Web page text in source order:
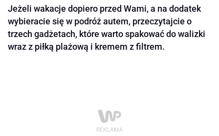
Jeżeli wakacje dopiero przed Wami, a na dodatek
wybieracie się w podróż autem, przeczytajcie o
trzech gadżetach, które warto spakować do walizki
wraz z piłką plażową i kremem z filtrem.